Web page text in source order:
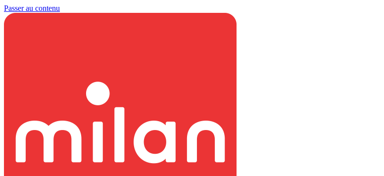
Passer au contenu